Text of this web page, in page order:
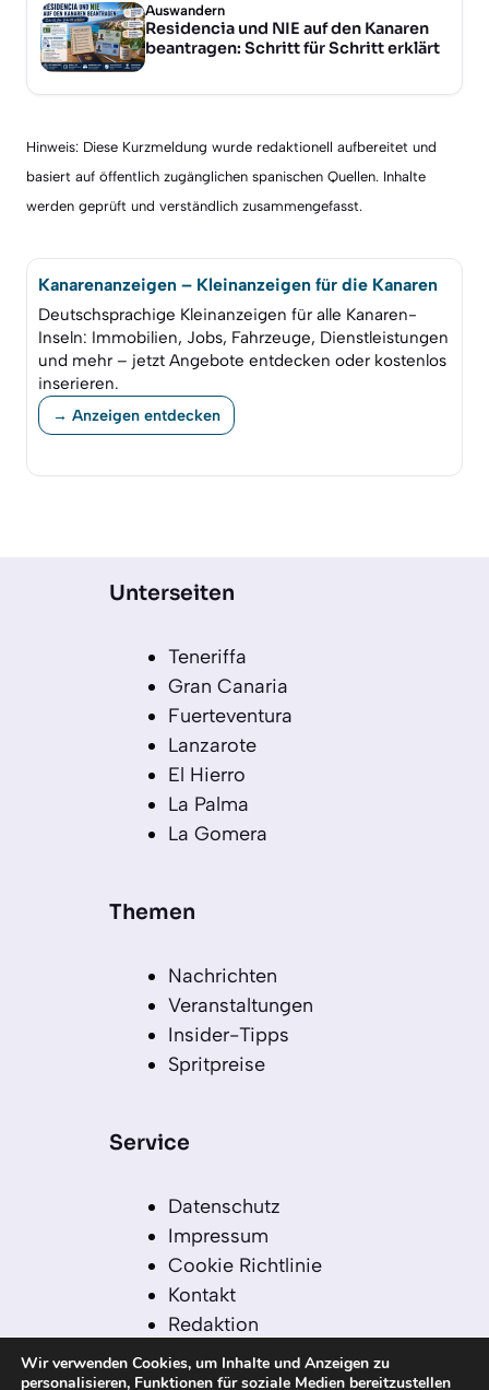
Auswandern
Residencia und NIE auf den Kanaren
beantragen: Schritt für Schritt erklärt
Hinweis: Diese Kurzmeldung wurde redaktionell aufbereitet und
basiert auf öffentlich zugänglichen spanischen Quellen. Inhalte
werden geprüft und verständlich zusammengefasst.
Kanarenanzeigen – Kleinanzeigen für die Kanaren
Deutschsprachige Kleinanzeigen für alle Kanaren-
Inseln: Immobilien, Jobs, Fahrzeuge, Dienstleistungen
und mehr – jetzt Angebote entdecken oder kostenlos
inserieren.
→ Anzeigen entdecken
Unterseiten
Teneriffa
Gran Canaria
Fuerteventura
Lanzarote
El Hierro
La Palma
La Gomera
Themen
Nachrichten
Veranstaltungen
Insider-Tipps
Spritpreise
Service
Datenschutz
Impressum
Cookie Richtlinie
Kontakt
Redaktion
Redaktionelle Leitlinien
Sitemap
Wir verwenden Cookies, um Inhalte und Anzeigen zu
personalisieren, Funktionen für soziale Medien bereitzustellen